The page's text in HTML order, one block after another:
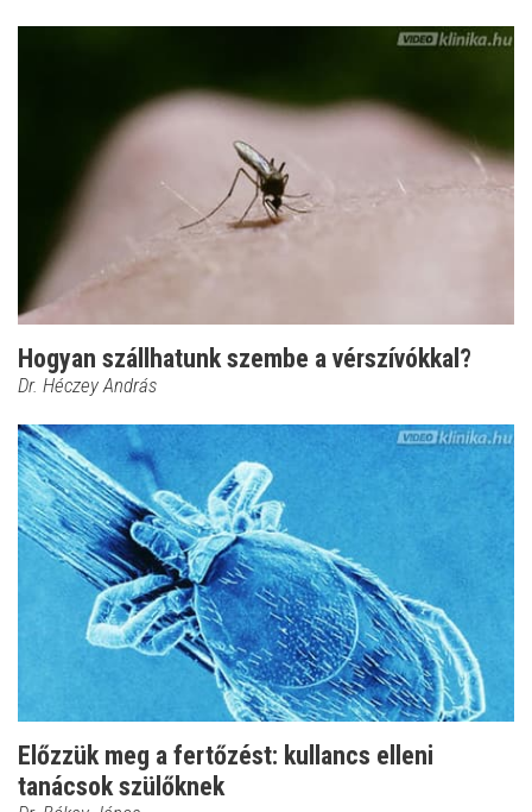
Hogyan szállhatunk szembe a vérszívókkal?
Dr. Héczey András
Előzzük meg a fertőzést: kullancs elleni
tanácsok szülőknek